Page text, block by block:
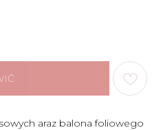
araz balona foliowego